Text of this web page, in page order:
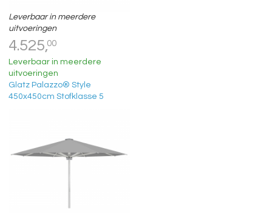
Leverbaar in meerdere
uitvoeringen
4.525,00
Leverbaar in meerdere
uitvoeringen
Glatz Palazzo® Style
450x450cm Stofklasse 5